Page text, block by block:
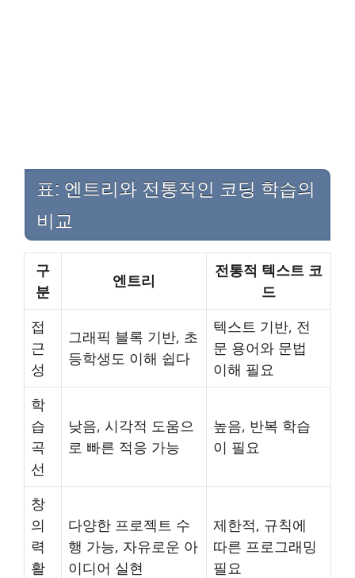
표: 엔트리와 전통적인 코딩 학습의
비교
구
분
엔트리
전통적 텍스트 코
드
접
근
성
그래픽 블록 기반, 초
등학생도 이해 쉽다
텍스트 기반, 전
문 용어와 문법
이해 필요
학
습
곡
선
낮음, 시각적 도움으
로 빠른 적응 가능
높음, 반복 학습
이 필요
창
의
력
활
다양한 프로젝트 수
행 가능, 자유로운 아
이디어 실현
제한적, 규칙에
따른 프로그래밍
필요